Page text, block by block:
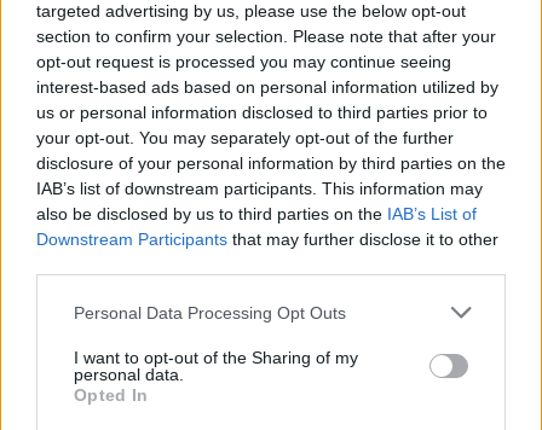
targeted advertising by us, please use the below opt-out
section to confirm your selection. Please note that after your
opt-out request is processed you may continue seeing
interest-based ads based on personal information utilized by
us or personal information disclosed to third parties prior to
your opt-out. You may separately opt-out of the further
disclosure of your personal information by third parties on the
IAB’s list of downstream participants. This information may
also be disclosed by us to third parties on the IAB’s List of
Downstream Participants that may further disclose it to other
Personal Data Processing Opt Outs
I want to opt-out of the Sharing of my
personal data.
Opted In
Rašyti komentarą
Jūsų vardas
Komentaras